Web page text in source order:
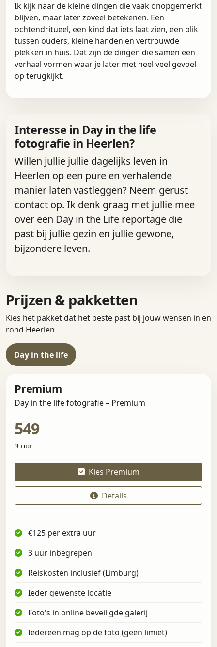
Ik kijk naar de kleine dingen die vaak onopgemerkt
blijven, maar later zoveel betekenen. Een
ochtendritueel, een kind dat iets laat zien, een blik
tussen ouders, kleine handen en vertrouwde
plekken in huis. Dat zijn de dingen die samen een
verhaal vormen waar je later met heel veel gevoel
op terugkijkt.
Interesse in Day in the life
fotografie in Heerlen?
Willen jullie jullie dagelijks leven in
Heerlen op een pure en verhalende
manier laten vastleggen? Neem gerust
contact op. Ik denk graag met jullie mee
over een Day in the Life reportage die
past bij jullie gezin en jullie gewone,
bijzondere leven.
Prijzen & pakketten
Kies het pakket dat het beste past bij jouw wensen in en
rond Heerlen.
Day in the life
Premium
Day in the life fotografie – Premium
549
3 uur
Kies Premium
Details
€125 per extra uur
3 uur inbegrepen
Reiskosten inclusief (Limburg)
Ieder gewenste locatie
Foto's in online beveiligde galerij
Iedereen mag op de foto (geen limiet)